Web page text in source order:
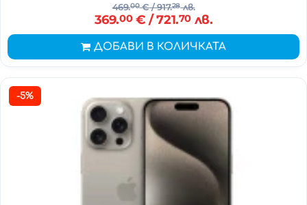
469.00€/ 917.28лв.
369.00€ / 721.70лв.
ДОБАВИ В КОЛИЧКАТА
-5%